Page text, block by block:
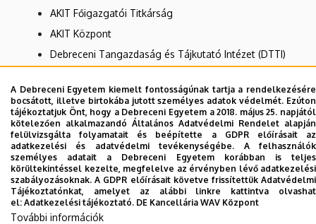
AKIT Főigazgatói Titkárság
AKIT Központ
Debreceni Tangazdaság és Tájkutató Intézet (DTTI)
Törölt-AKIT
Újfehértói Kutatóintézet (ÚJKI)
Nincs találat.
Dolgozói adatmódosítás igénylése a DE
telefonkönyvében
Külső személyek rögzítése a
A Debreceni Egyetem kiemelt fontosságúnak tartja a rendelkezésére
bocsátott, illetve birtokába jutott személyes adatok védelmét. Ezúton
tájékoztatjuk Önt, hogy a Debreceni Egyetem a 2018. május 25. napjától
kötelezően alkalmazandó Általános Adatvédelmi Rendelet alapján
felülvizsgálta folyamatait és beépítette a GDPR előírásait az
adatkezelési és adatvédelmi tevékenységébe. A felhasználók
személyes adatait a Debreceni Egyetem korábban is teljes
körültekintéssel kezelte, megfelelve az érvényben lévő adatkezelési
szabályozásoknak. A GDPR előírásait követve frissítettük Adatvédelmi
Tájékoztatónkat, amelyet az alábbi linkre kattintva olvashat
el: Adatkezelési tájékoztató. DE Kancellária WAV Központ
További információk